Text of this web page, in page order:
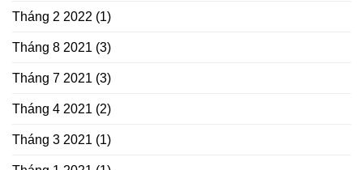
Tháng 2 2022 (1)
Tháng 8 2021 (3)
Tháng 7 2021 (3)
Tháng 4 2021 (2)
Tháng 3 2021 (1)